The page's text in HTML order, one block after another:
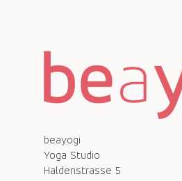
beayogi
Yoga Studio
Haldenstrasse 5